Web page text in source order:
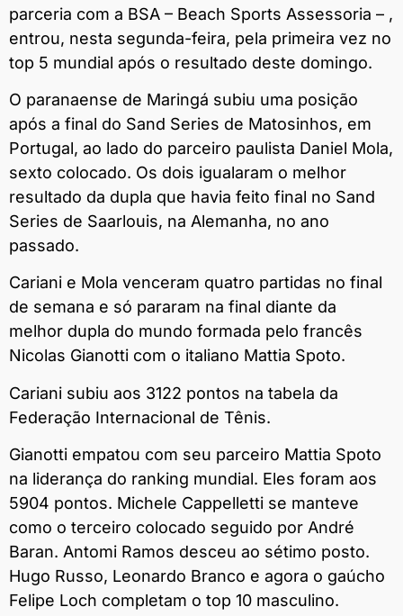
parceria com a BSA – Beach Sports Assessoria – ,
entrou, nesta segunda-feira, pela primeira vez no
top 5 mundial após o resultado deste domingo.
O paranaense de Maringá subiu uma posição
após a final do Sand Series de Matosinhos, em
Portugal, ao lado do parceiro paulista Daniel Mola,
sexto colocado. Os dois igualaram o melhor
resultado da dupla que havia feito final no Sand
Series de Saarlouis, na Alemanha, no ano
passado.
Cariani e Mola venceram quatro partidas no final
de semana e só pararam na final diante da
melhor dupla do mundo formada pelo francês
Nicolas Gianotti com o italiano Mattia Spoto.
Cariani subiu aos 3122 pontos na tabela da
Federação Internacional de Tênis.
Gianotti empatou com seu parceiro Mattia Spoto
na liderança do ranking mundial. Eles foram aos
5904 pontos. Michele Cappelletti se manteve
como o terceiro colocado seguido por André
Baran. Antomi Ramos desceu ao sétimo posto.
Hugo Russo, Leonardo Branco e agora o gaúcho
Felipe Loch completam o top 10 masculino.